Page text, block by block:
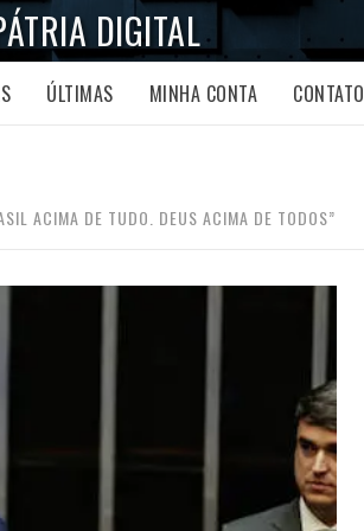
DIGITAL
ÚLTIMAS MINHA CONTA CONTATO
ACIMA DE TUDO. DEUS ACIMA DE TODOS”